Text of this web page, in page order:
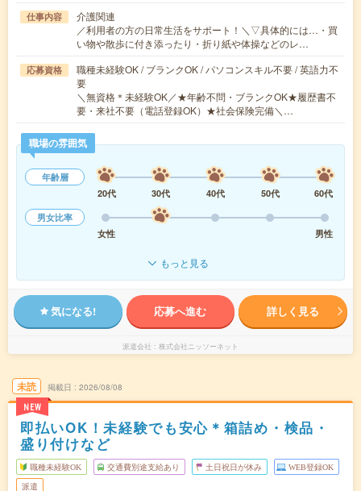
仕事内容
介護関連
／利用者の方の日常生活をサポート！＼▽具体的には…・買
い物や散歩に付き添ったり・折り紙や体操などのレ…
応募資格
職種未経験OK / ブランクOK / パソコンスキル不要 / 英語力不
要
＼無資格＊未経験OK／★年齢不問・ブランクOK★履歴書不
要・来社不要（電話登録OK）★社会保険完備＼…
職場の雰囲気
年齢層
20代
30代 40代 50代
60代
男女比率
女性
男性
もっと見る
気になる! 応募へ進む 詳しく見る
派遣会社 株式会社ニッソーネット
未読
NEW
掲載日 2026/08/08
即払いOK！未経験でも安心＊箱詰め・検品・
盛り付けなど
職種未経験OK 交通費別途支給あり 土日祝日が休み WEB登録OK
派遣